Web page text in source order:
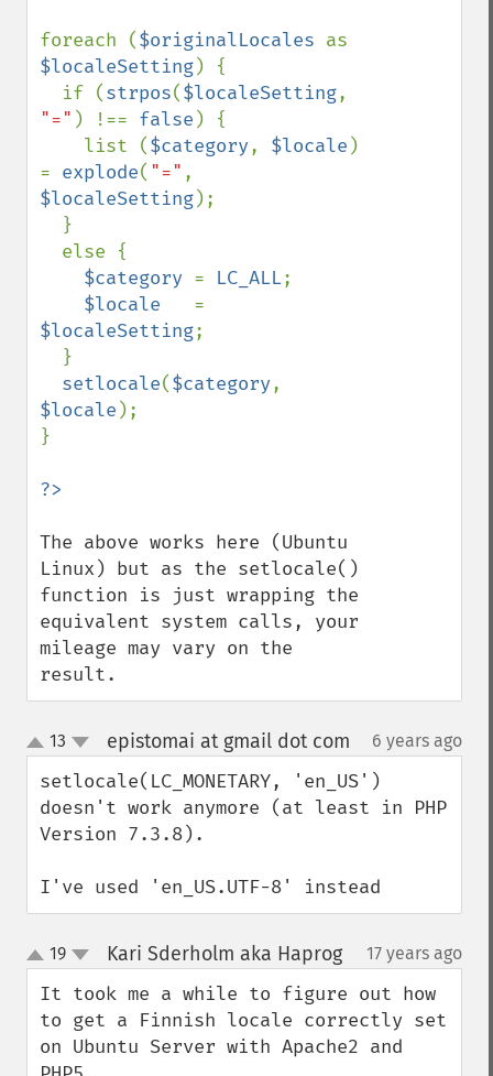
foreach ($originalLocales
$localeSetting) {
  if (
strpos($localeSetting
"=" ) !== false ) {
    list (
$category, $locale )
= explode( "="
$localeSetting);
$category = LC_ALL;
$locale
$localeSetting;
setlocale($category
$locale );
}
The above works here (Ubuntu
Linux) but as the setlocale()
function is just wrapping the
equivalent system calls, your
mileage may vary on the
result.
up
down
13 epistomai at gmail dot com 6 years ago
setlocale(LC_MONETARY, 'en_US')
doesn't work anymore (at least in PHP
Version 7.3.8).
I've used 'en_US.UTF-8' instead
up
down
19 Kari Sderholm aka Haprog¶ 17 years ago
It took me a while to figure out how
to get a Finnish locale correctly set
on Ubuntu Server with Apache2 and